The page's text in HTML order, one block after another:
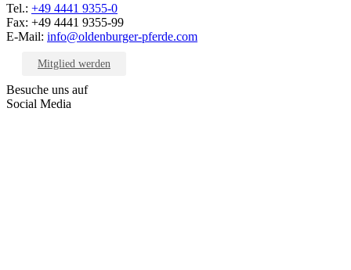
Tel.: +49 4441 9355-0
Fax: +49 4441 9355-99
E-Mail: info@oldenburger-pferde.com
Mitglied werden
Besuche uns auf
Social Media